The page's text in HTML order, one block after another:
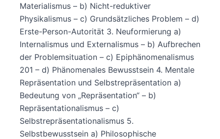
Materialismus – b) Nicht-reduktiver
Physikalismus – c) Grundsätzliches Problem – d)
Erste-Person-Autorität 3. Neuformierung a)
Internalismus und Externalismus – b) Aufbrechen
der Problemsituation – c) Epiphänomenalismus
201 – d) Phänomenales Bewusstsein 4. Mentale
Repräsentation und Selbstrepräsentation a)
Bedeutung von „Repräsentation“ – b)
Repräsentationalismus – c)
Selbstrepräsentationalismus 5.
Selbstbewusstsein a) Philosophische